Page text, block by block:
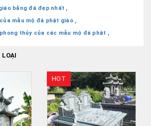
bằng đá đẹp nhất ,
mẫu mộ đá phật giáo ,
thủy của các mẫu mộ đá phật ,
HOT